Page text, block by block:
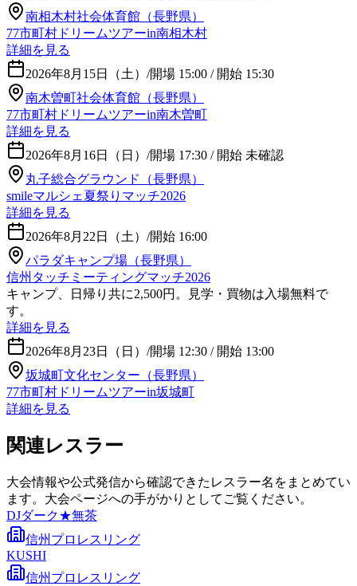
南相木村社会体育館（長野県）
77市町村ドリームツアーin南相木村
詳細を見る
2026年8月15日（土） /開場 15:00 / 開始 15:30
南木曽町社会体育館（長野県）
77市町村ドリームツアーin南木曽町
詳細を見る
2026年8月16日（日） /開場 17:30 / 開始 未確認
丸子総合グラウンド（長野県）
smileマルシェ夏祭りマッチ2026
詳細を見る
2026年8月22日（土） /開始 16:00
パラダキャンプ場（長野県）
信州タッチミーティングマッチ2026
キャンプ、日帰り共に2,500円。見学・買物は入場無料で
す。
詳細を見る
2026年8月23日（日） /開場 12:30 / 開始 13:00
坂城町文化センター（長野県）
77市町村ドリームツアーin坂城町
詳細を見る
関連レスラー
大会情報や公式発信から確認できたレスラー名をまとめてい
ます。大会ページへの手がかりとしてご覧ください。
DJダーク★無茶
信州プロレスリング
KUSHI
信州プロレスリング